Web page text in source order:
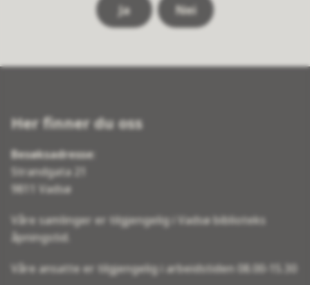
Ja Nei
Her finner du oss
Besøksadresse:
Strandgata 21
9811 Vadsø
Våre samlinger er tilgjengelig i Vadsø biblioteks
åpningstid.
Våre ansatte er tilgjengelig i arbeidstiden 08.00-15.30